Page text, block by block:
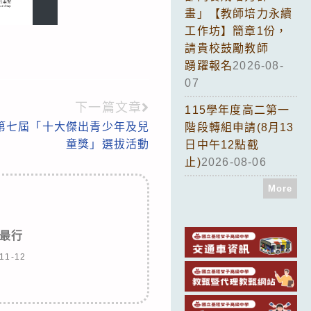
下一篇文章
七屆「十大傑出青少年及兒
童獎」選拔活動
行
12
畫」【教師培力永續
工作坊】簡章1份，
請貴校鼓勵教師
踴躍報名2026-08-
07
115學年度高二第一
階段轉組申請(8月13
日中午12點截
止)2026-08-06
More